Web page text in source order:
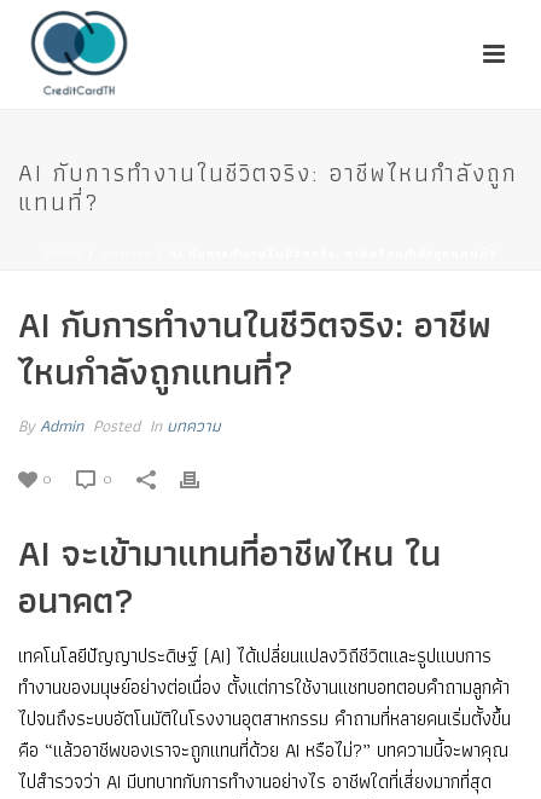
AI กับการทำงานในชีวิตจริง: อาชีพไหนกำลังถูก
แทนที่?
AI กับการทำงานในชีวิตจริง: อาชีพ
ไหนกำลังถูกแทนที่?
ByAdmin Posted Inบทความ
0 0
AI จะเข้ามาแทนที่อาชีพไหน ใน
อนาคต?
เทคโนโลยีปัญญาประดิษฐ์ (AI) ได้เปลี่ยนแปลงวิถีชีวิตและรูปแบบการ
ทำงานของมนุษย์อย่างต่อเนื่อง ตั้งแต่การใช้งานแชทบอทตอบคำถามลูกค้า
ไปจนถึงระบบอัตโนมัติในโรงงานอุตสาหกรรม คำถามที่หลายคนเริ่มตั้งขึ้น
คือ “แล้วอาชีพของเราจะถูกแทนที่ด้วย AI หรือไม่?” บทความนี้จะพาคุณ
ไปสำรวจว่า AI มีบทบาทกับการทำงานอย่างไร อาชีพใดที่เสี่ยงมากที่สุด